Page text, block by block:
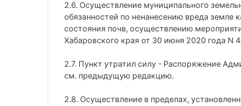
2.6. Осуществление муниципального
обязанностей по ненанесению вреда земле
состояния почв, осуществлению
Хабаровского края от 30 июня 2020 года
2.7. Пункт утратил силу - Распоряжение
см. предыдущую редакцию.
2.8. Осуществление в пределах,